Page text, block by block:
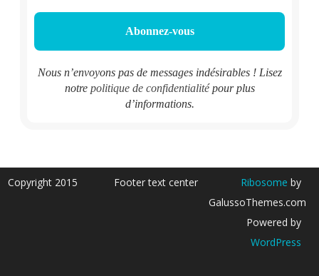
Nous n’envoyons pas de messages indésirables ! Lisez
notre politique de confidentialitépour plus
d’informations.
Copyright 2015 Footer text center Ribosome by
GalussoThemes.com
Powered by
WordPress